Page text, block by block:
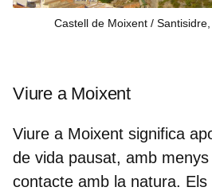
Castell de Moixent / Santisidre,
Viure a Moixent
Viure a Moixent significa
de vida pausat, amb
contacte amb la natura. Els